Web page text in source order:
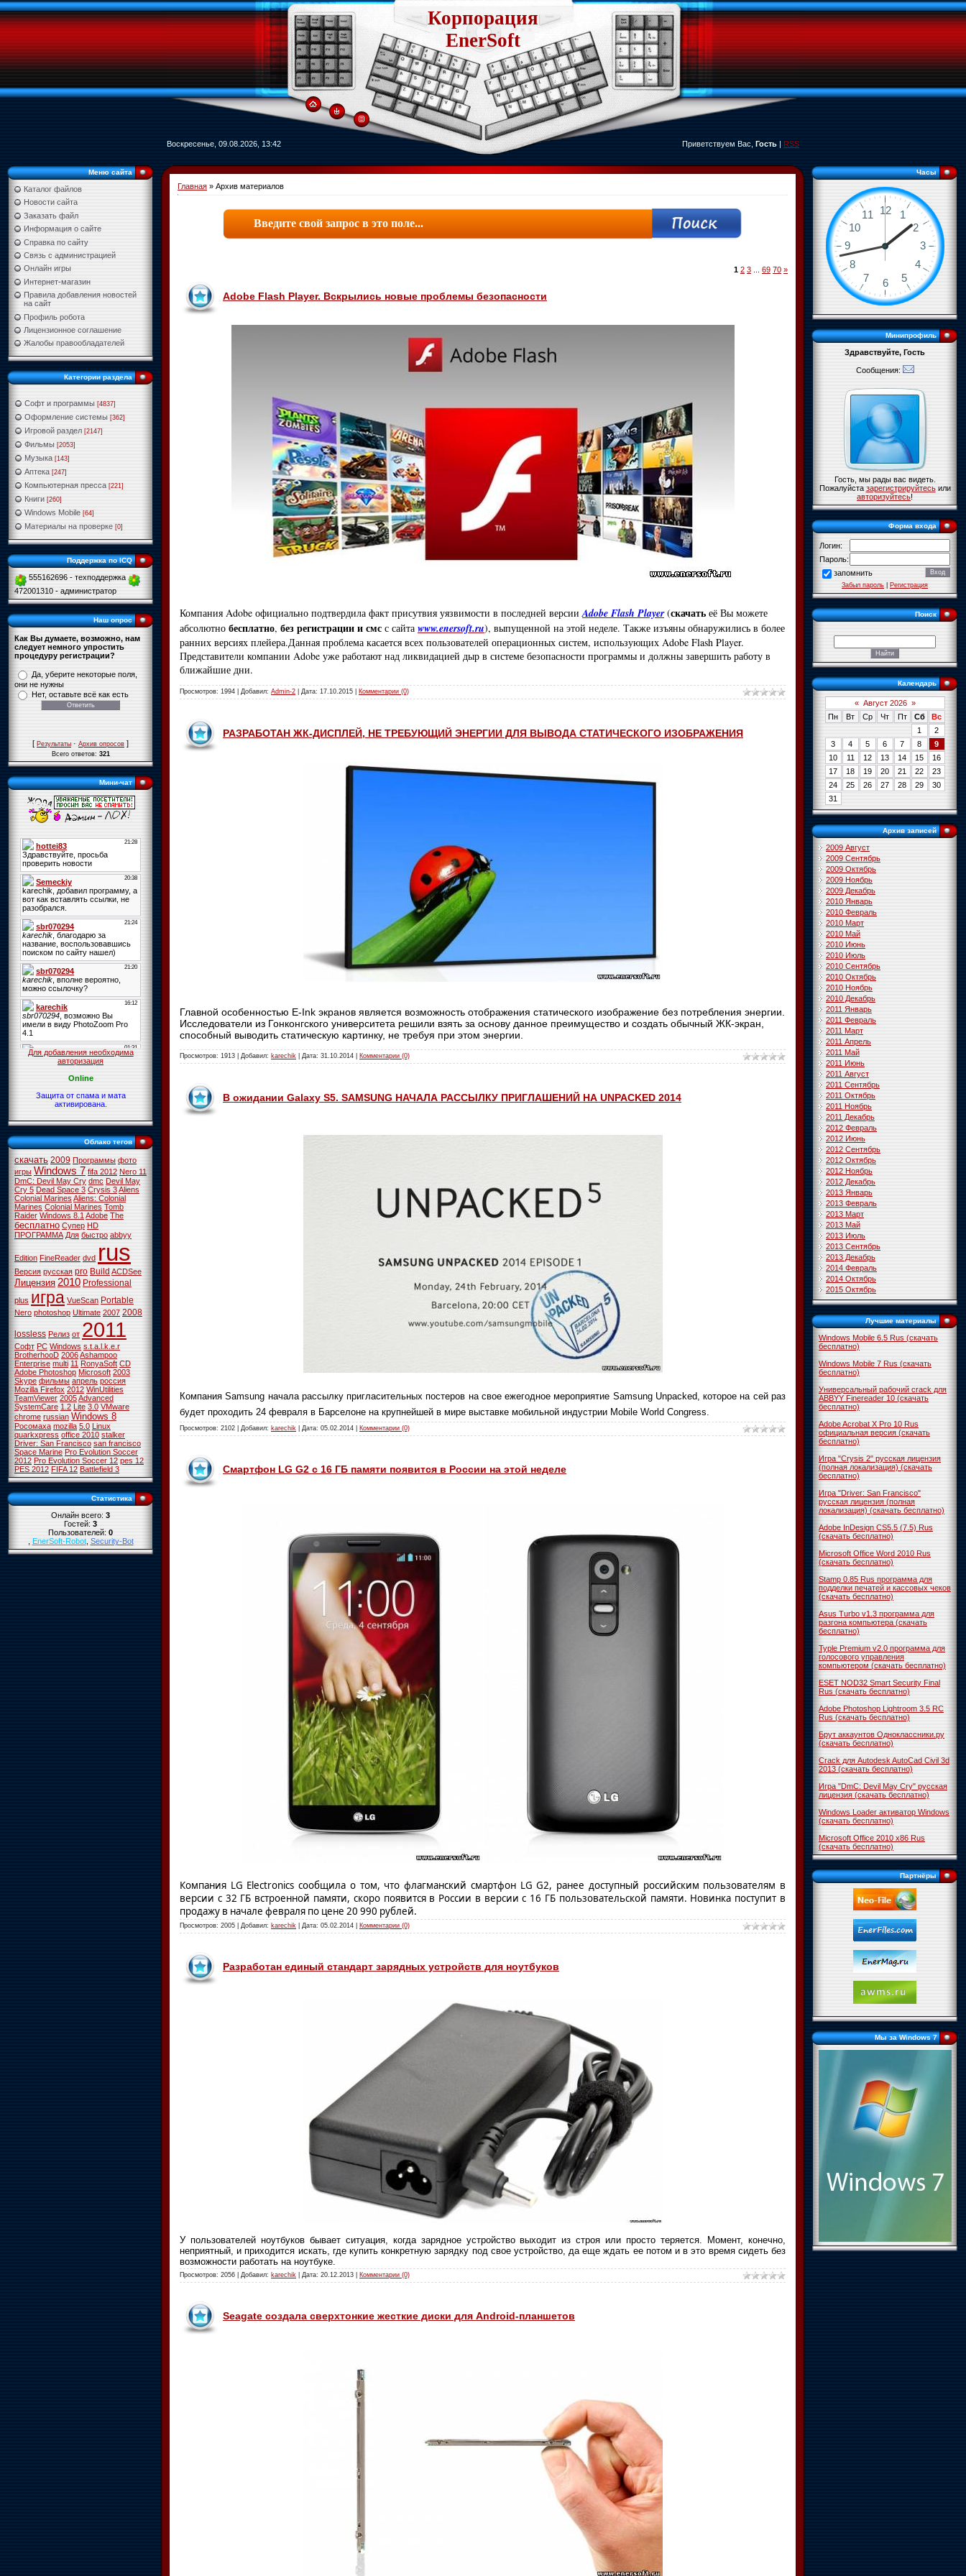
Корпорация
EnerSoft
Воскресенье, 09.08.2026, 13:42 Приветствуем Вас, Гость|RSS
Меню сайта
Каталог файлов
Новости сайта
Заказать файл
Информация о сайте
Справка по сайту
Связь с администрацией
Онлайн игры
Интернет-магазин
Правила добавления новостей
на сайт
Профиль робота
Лицензионное соглашение
Жалобы правообладателей
Категории раздела
Софт и программы [4837]
Оформление системы [362]
Игровой раздел [2147]
Фильмы [2053]
Музыка [143]
Аптека [247]
Компьютерная пресса [221]
Книги [260]
Windows Mobile [64]
Материалы на проверке [0]
Поддержка по ICQ
555162696 - техподдержка
472001310 - администратор
Наш опрос
Как Вы думаете, возможно, нам
следует немного упростить
процедуру регистрации?
Да, уберите некоторые поля,
они не нужны
Нет, оставьте всё как есть
[Результаты·Архив опросов]
Всего ответов:321
Мини-чат
Для добавления необходима
авторизация
Online
Защита от спама и мата
активирована.
Облако тегов
скачать 2009 Программы фото
игры Windows 7 fifa 2012 Nero 11
DmC: Devil May Cry dmc Devil May
Cry 5 Dead Space 3 Crysis 3Aliens
Colonial MarinesAliens: Colonial
Marines Colonial Marines Tomb
Raider Windows 8.1Adobe The
бесплатно Супер HD
ПРОГРАММА Для быстро abbyy
Edition FineReader dvd rus
Версия русская pro BuildACDSee
Лицензия 2010 Professional
plus игра VueScan Portable
Nero photoshop Ultimate 2007 2008
lossless Релиз от 2011
Софт PC Windows s.t.a.l.k.e.r
BrotherhooD 2006Ashampoo
Enterprise multi 11 RonyaSoft CD
Adobe Photoshop Microsoft 2003
Skype фильмы апрель россия
Mozilla Firefox 2012 WinUtilities
TeamViewer 2005Advanced
SystemCare 1.2 Lite 3.0 VMware
chrome russian Windows 8
Росомаха mozilla 5.0 Linux
quarkxpress office 2010 stalker
Driver: San Francisco san francisco
Space Marine Pro Evolution Soccer
2012 Pro Evolution Soccer 12 pes 12
PES 2012 FIFA 12 Battlefield 3
Статистика
Онлайн всего:3
Гостей:3
Пользователей:0
,EnerSoft-Robot,Security-Bot
Главная » Архив материалов
1 2 3 69 70 »
Adobe Flash Player. Вскрылись новые проблемы безопасности
Компания Adobe официально подтвердила факт присутвия уязвимости в последней версии Adobe Flash Player(скачать её Вы можете
абсолютно бесплатно, без регистрации и смс с сайта www.enersoft.ru), выпущенной на этой неделе. Также изъяны обнаружились в более
ранних версиях плейера.Данная проблема касается всех пользователей операционных систем, использующих Adobe Flash Player.
Представители компании Adobe уже работают над ликвидацией дыр в системе безопасности программы и должны завершить работу в
ближайшие дни.
Просмотров: 1994 | Добавил: Admin-2 | Дата: 17.10.2015 Комментарии (0)
РАЗРАБОТАН ЖК-ДИСПЛЕЙ, НЕ ТРЕБУЮЩИЙ ЭНЕРГИИ ДЛЯ ВЫВОДА СТАТИЧЕСКОГО ИЗОБРАЖЕНИЯ
Главной особенностью E-Ink экранов является возможность отображения статического изображение без потребления энергии.
Исследователи из Гонконгского университета решили взять за основу данное преимущество и создать обычный ЖК-экран,
способный выводить статическую картинку, не требуя при этом энергии.
Просмотров: 1913 | Добавил: karechik | Дата: 31.10.2014 Комментарии (0)
В ожидании Galaxy S5. SAMSUNG НАЧАЛА РАССЫЛКУ ПРИГЛАШЕНИЙ НА UNPACKED 2014
Компания Samsung начала рассылку пригласительных постеров на свое ежегодное мероприятие Samsung Unpacked, которое на сей раз
будет проходить 24 февраля в Барселоне на крупнейшей в мире выставке мобильной индустрии Mobile World Congress.
Просмотров: 2102 | Добавил: karechik | Дата: 05.02.2014 Комментарии (0)
Смартфон LG G2 с 16 ГБ памяти появится в России на этой неделе
Компания LG Electronics сообщила о том, что флагманский смартфон LG G2, ранее доступный российским пользователям в
версии с 32 ГБ встроенной памяти, скоро появится в России в версии с 16 ГБ пользовательской памяти. Новинка поступит в
продажу в начале февраля по цене 20 990 рублей.
Просмотров: 2005 | Добавил: karechik | Дата: 05.02.2014 Комментарии (0)
Разработан единый стандарт зарядных устройств для ноутбуков
У пользователей ноутбуков бывает ситуация, когда зарядное устройство выходит из строя или просто теряется. Момент, конечно,
неприятный, и приходится искать, где купить конкретную зарядку под свое устройство, да еще ждать ее потом и в это время сидеть без
возможности работать на ноутбуке.
Просмотров: 2056 | Добавил: karechik | Дата: 20.12.2013 Комментарии (0)
Seagate создала сверхтонкие жесткие диски для Android-планшетов
Часы
Минипрофиль
Здравствуйте, Гость
Сообщения:
Гость, мы рады вас видеть.
Пожалуйстазарегистрируйтесьили
авторизуйтесь!
Форма входа
Логин:
Пароль:
запомнить
Забыл пароль|Регистрация
Поиск
Календарь
« Август 2026 »
Пн
Вт Ср Чт Пт Сб
Вс
1
2
3
4 5 6 7 8
9
10
11 12 13 14 15
16
17
18 19 20 21 22
23
24
25 26 27 28 29
30
31
Архив записей
2009 Август
2009 Сентябрь
2009 Октябрь
2009 Ноябрь
2009 Декабрь
2010 Январь
2010 Февраль
2010 Март
2010 Май
2010 Июнь
2010 Июль
2010 Сентябрь
2010 Октябрь
2010 Ноябрь
2010 Декабрь
2011 Январь
2011 Февраль
2011 Март
2011 Апрель
2011 Май
2011 Июнь
2011 Август
2011 Сентябрь
2011 Октябрь
2011 Ноябрь
2011 Декабрь
2012 Февраль
2012 Июнь
2012 Сентябрь
2012 Октябрь
2012 Ноябрь
2012 Декабрь
2013 Январь
2013 Февраль
2013 Март
2013 Май
2013 Июль
2013 Сентябрь
2013 Декабрь
2014 Февраль
2014 Октябрь
2015 Октябрь
Лучшие материалы
Windows Mobile 6.5 Rus (скачать
бесплатно)
Windows Mobile 7 Rus (скачать
бесплатно)
Универсальный рабочий crack для
ABBYY Finereader 10 (скачать
бесплатно)
Adobe Acrobat X Pro 10 Rus
официальная версия (скачать
бесплатно)
Игра "Crysis 2" русская лицензия
(полная локализация) (скачать
бесплатно)
Игра "Driver: San Francisco"
русская лицензия (полная
локализация) (скачать бесплатно)
Adobe InDesign CS5.5 (7.5) Rus
(скачать бесплатно)
Microsoft Office Word 2010 Rus
(скачать бесплатно)
Stamp 0.85 Rus программа для
подделки печатей и кассовых чеков
(скачать бесплатно)
Asus Turbo v1.3 программа для
разгона компьютера (скачать
бесплатно)
Typle Premium v2.0 программа для
голосового управления
компьютером (скачать бесплатно)
ESET NOD32 Smart Security Final
Rus (скачать бесплатно)
Adobe Photoshop Lightroom 3.5 RC
Rus (скачать бесплатно)
Брут аккаунтов Одноклассники.ру
(скачать бесплатно)
Crack для Autodesk AutoCad Civil 3d
2013 (скачать бесплатно)
Игра "DmC: Devil May Cry" русская
лицензия (скачать бесплатно)
Windows Loader активатор Windows
(скачать бесплатно)
Microsoft Office 2010 x86 Rus
(скачать бесплатно)
Партнёры
Мы за Windows 7